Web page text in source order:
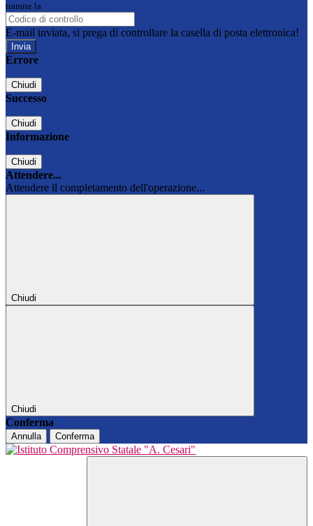
tramite la
E-mail inviata, si prega di controllare la casella di posta elettronica!
Errore
Chiudi
Successo
Chiudi
Informazione
Chiudi
Attendere...
Attendere il completamento dell'operazione...
Chiudi
Chiudi
Conferma
Annulla Conferma